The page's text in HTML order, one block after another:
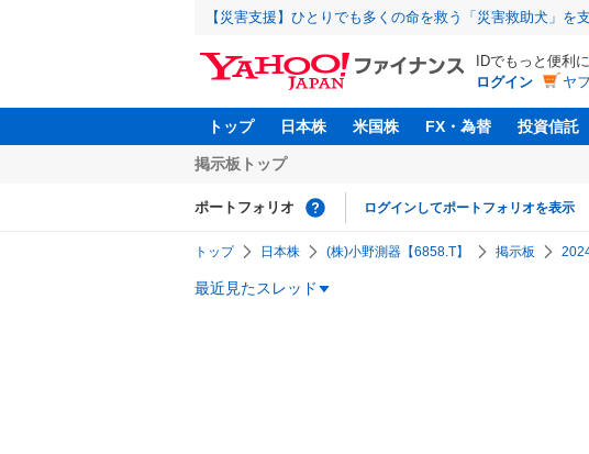
【災害支援】ひとりでも多くの命を救う「災害救助犬」を
IDでもっと便利に
ログイン
ヤ
トップ 日本株 米国株 FX・為替 投資信託
掲示板トップ
ポートフォリオ ログインしてポートフォリオを表示
トップ 日本株 (株)小野測器【6858.T】 掲示板
最近見たスレッド